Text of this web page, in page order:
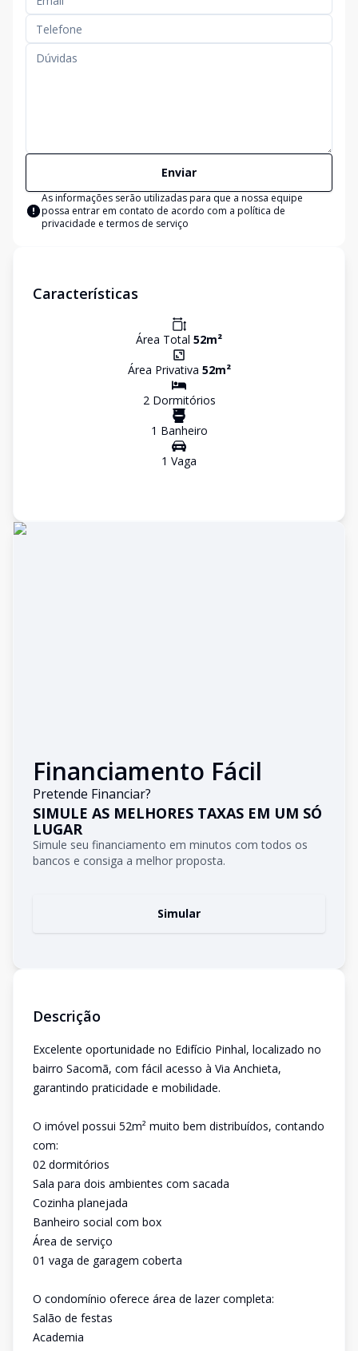
Enviar
As informações serão utilizadas para que a nossa equipe
possa entrar em contato de acordo com a política de
privacidade e termos de serviço
Características
Área Total 52m²
Área Privativa 52m²
2Dormitórios
1 Banheiro
1 Vaga
Financiamento Fácil
Pretende Financiar?
SIMULE AS MELHORES TAXAS EM UM SÓ
LUGAR
Simule seu financiamento em minutos com todos os
bancos e consiga a melhor proposta.
Simular
Descrição
Excelente oportunidade no Edifício Pinhal, localizado no
bairro Sacomã, com fácil acesso à Via Anchieta,
garantindo praticidade e mobilidade.
O imóvel possui 52m² muito bem distribuídos, contando
com:
02 dormitórios
Sala para dois ambientes com sacada
Cozinha planejada
Banheiro social com box
Área de serviço
01 vaga de garagem coberta
O condomínio oferece área de lazer completa:
Salão de festas
Academia